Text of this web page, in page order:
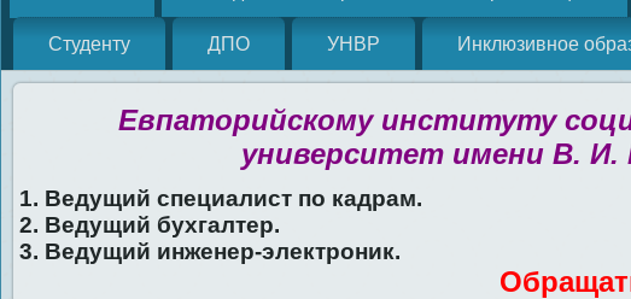
Студенту ДПО УНВР Инклюзивное
Евпаторийскому институту
университет имени В. И.
1. Ведущий специалист по кадрам.
2. Ведущий бухгалтер.
3. Ведущий инженер-электроник.